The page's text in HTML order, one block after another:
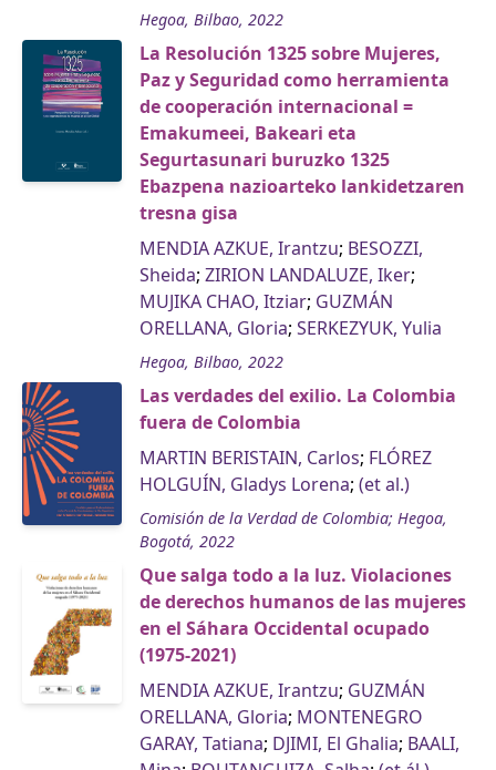
Hegoa, Bilbao, 2022
La Resolución 1325 sobre Mujeres,
Paz y Seguridad como herramienta
de cooperación internacional =
Emakumeei, Bakeari eta
Segurtasunari buruzko 1325
Ebazpena nazioarteko lankidetzaren
tresna gisa
MENDIA AZKUE, Irantzu; BESOZZI,
Sheida; ZIRION LANDALUZE, Iker;
MUJIKA CHAO, Itziar; GUZMÁN
ORELLANA, Gloria; SERKEZYUK, Yulia
Hegoa, Bilbao, 2022
Las verdades del exilio. La Colombia
fuera de Colombia
MARTIN BERISTAIN, Carlos; FLÓREZ
HOLGUÍN, Gladys Lorena; (et al.)
Comisión de la Verdad de Colombia; Hegoa,
Bogotá, 2022
Que salga todo a la luz. Violaciones
de derechos humanos de las mujeres
en el Sáhara Occidental ocupado
(1975-2021)
MENDIA AZKUE, Irantzu; GUZMÁN
ORELLANA, Gloria; MONTENEGRO
GARAY, Tatiana; DJIMI, El Ghalia; BAALI,